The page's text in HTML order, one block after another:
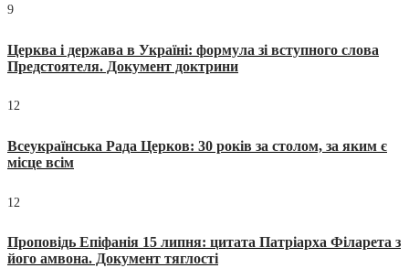
9
Церква і держава в Україні: формула зі вступного слова
Предстоятеля. Документ доктрини
12
Всеукраїнська Рада Церков: 30 років за столом, за яким є
місце всім
12
Проповідь Епіфанія 15 липня: цитата Патріарха Філарета з
його амвона. Документ тяглості